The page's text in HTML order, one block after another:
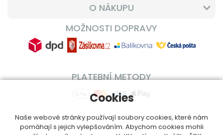
O NÁKUPU
MOŽNOSTI DOPRAVY
PLATEBNÍ METODY
Cookies
Naše webové stránky používají soubory cookies, které nám
pomáhají s jejich vylepšováním. Abychom cookies mohli